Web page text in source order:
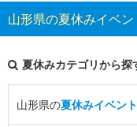
山形県の夏休みイベ
夏休みカテゴリから探
山形県の夏休みイベント